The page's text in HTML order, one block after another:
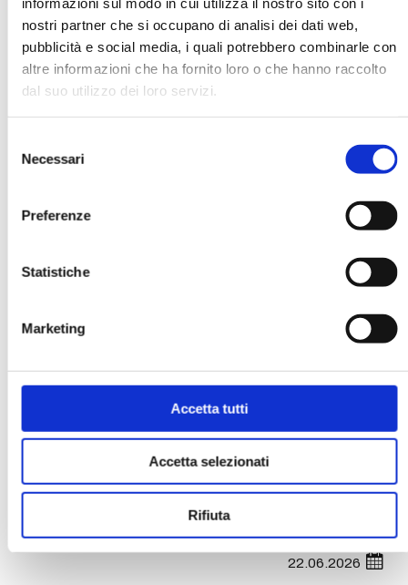
nostri partner che si occupano di analisi dei dati web,
pubblicità e social media, i quali potrebbero combinarle con
altre informazioni che ha fornito loro o che hanno raccolto
dal suo utilizzo dei loro servizi.
delNecessari
Preferenze
Statistiche
Marketing
Accetta tutti
Accetta selezionati
Rifiuta
Esami di Tecniche di montaggio, 24
giugno
Elvio Annese
Gli esami di Tecniche di montaggio video per gli studenti
zlcune irregolarità che si sono verificate gli studenti
esami sessione estiva
22.06.2026